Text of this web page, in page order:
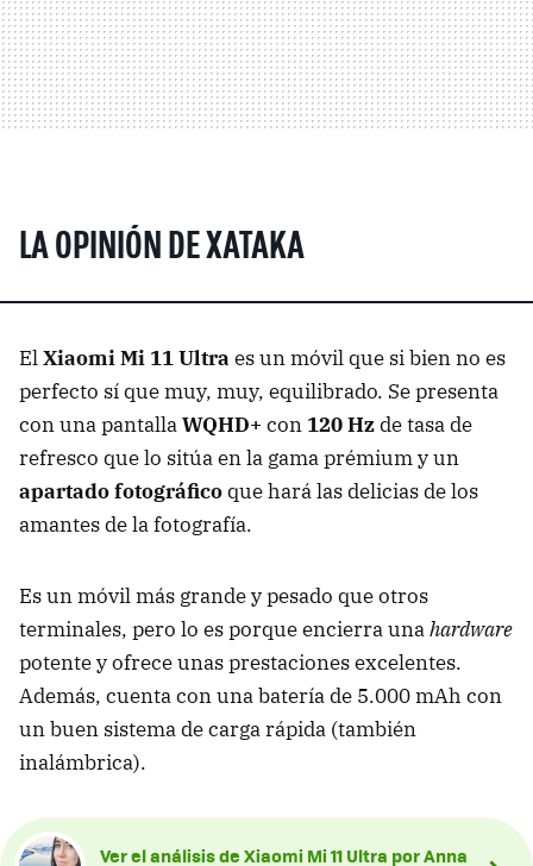
LA OPINIÓN DE XATAKA
ElXiaomi Mi 11 Ultra es un móvil que si bien no es
perfecto sí que muy, muy, equilibrado. Se presenta
con una pantallaWQHD+ con 120 Hzde tasa de
refresco que lo sitúa en la gama prémium y un
apartado fotográficoque hará las delicias de los
amantes de la fotografía.
Es un móvil más grande y pesado que otros
terminales, pero lo es porque encierra unahardware
potente y ofrece unas prestaciones excelentes.
Además, cuenta con una batería de 5.000 mAh con
un buen sistema de carga rápida (también
inalámbrica).
Ver el análisis de Xiaomi Mi 11 Ultra por Anna